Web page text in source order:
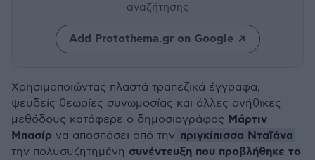
αναζήτησης
Add Protothema.gr on Google
Χρησιμοποιώντας πλαστά τραπεζικά έγγραφα,
ψευδείς θεωρίες συνωμοσίας και άλλες ανήθικες
μεθόδους κατάφερε ο δημοσιογράφος Μάρτιν
Μπασίρ να αποσπάσει από την πριγκίπισσα Νταϊάνα
την πολυσυζητημένη συνέντευξη που προβλήθηκε το